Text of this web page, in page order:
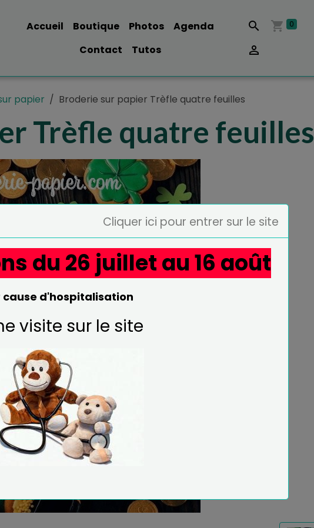
Accueil Boutique Photos
Agenda
Contact
Tutos
0
papier Broderie sur papier Trèfle quatre feuilles
Trèfle quatre feuilles
Cliquer ici pour entrer sur le site
du 26 juillet au 16 août
cause d'hospitalisation
visite sur le site